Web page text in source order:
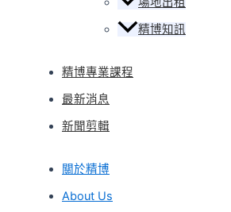
精博知訊
精博專業課程
最新消息
新聞剪輯
關於精博
About Us